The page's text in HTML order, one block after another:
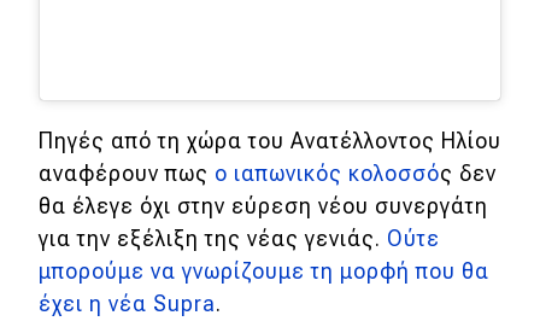
Πηγές από τη χώρα του Ανατέλλοντος Ηλίου
αναφέρουν πως o ιαπωνικός κολοσσός δεν
θα έλεγε όχι στην εύρεση νέου συνεργάτη
για την εξέλιξη της νέας γενιάς. Ούτε
μπορούμε να γνωρίζουμε τη μορφή που θα
έχει η νέα Supra.